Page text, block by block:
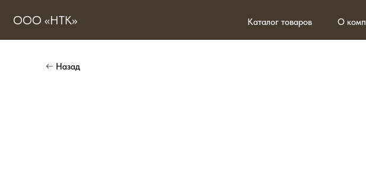
Каталог товаров О компании
ООО «НТК»